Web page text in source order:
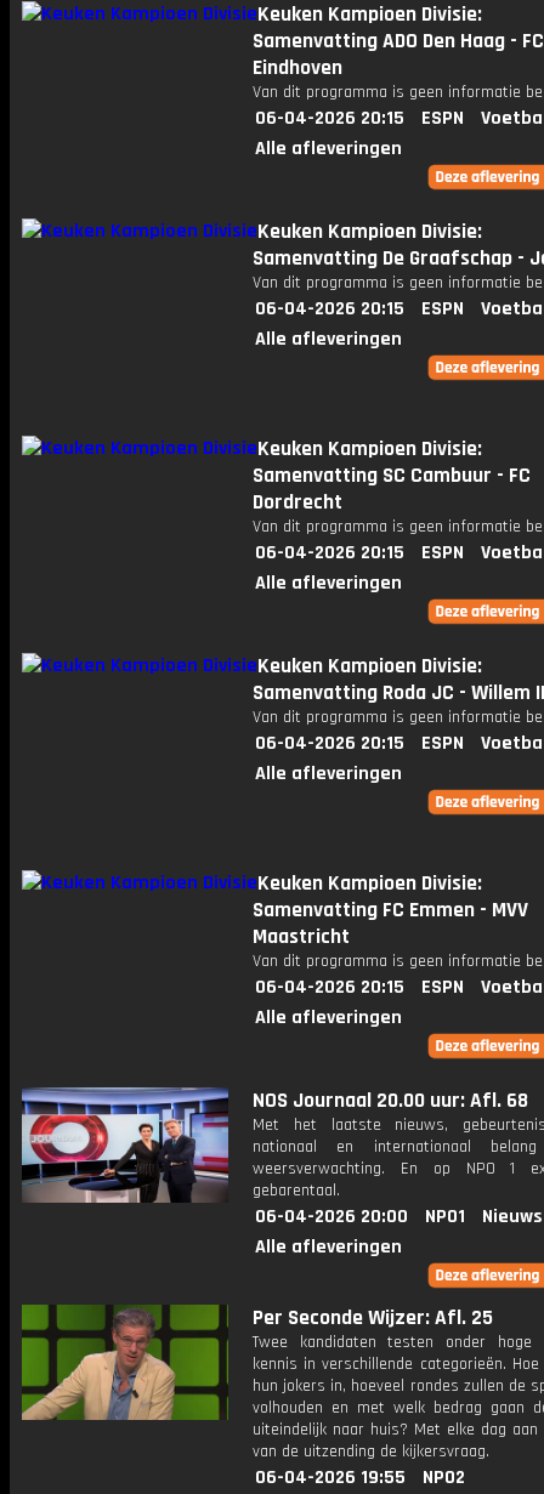
Keuken Kampioen Divisie:
Samenvatting ADO Den Haag - FC
Eindhoven
Van dit programma is geen informatie
06-04-2026 20:15 ESPN
Alle afleveringen
Keuken Kampioen Divisie:
Samenvatting De Graafschap -
Van dit programma is geen informatie
06-04-2026 20:15 ESPN
Alle afleveringen
Keuken Kampioen Divisie:
Samenvatting SC Cambuur - FC
Dordrecht
Van dit programma is geen informatie
06-04-2026 20:15 ESPN
Alle afleveringen
Keuken Kampioen Divisie:
Samenvatting Roda JC - Willem II
Van dit programma is geen informatie
06-04-2026 20:15 ESPN
Alle afleveringen
Keuken Kampioen Divisie:
Samenvatting FC Emmen - MVV
Maastricht
Van dit programma is geen informatie
06-04-2026 20:15 ESPN
Alle afleveringen
NOS Journaal 20.00 uur: Afl. 68
Met het laatste nieuws,
nationaal en internationaal
weersverwachting. En op NPO 1
gebarentaal.
06-04-2026 20:00 NPO1
Alle afleveringen
Per Seconde Wijzer: Afl. 25
Twee kandidaten testen onder hoge
kennis in verschillende categorieën.
hun jokers in, hoeveel rondes zullen de
volhouden en met welk bedrag gaan
uiteindelijk naar huis? Met elke dag
van de uitzending de kijkersvraag.
06-04-2026 19:55
NPO2